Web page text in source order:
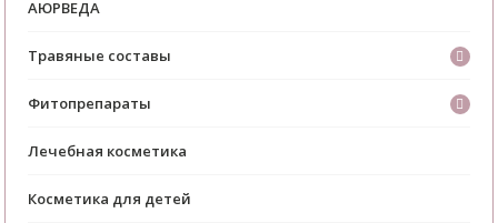
АЮРВЕДА
Травяные составы
Фитопрепараты
Лечебная косметика
Косметика для детей